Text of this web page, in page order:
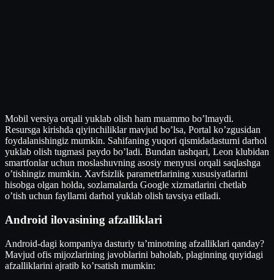
Mobil versiya orqali yuklab olish ham muammo bo’lmaydi.
Resursga kirishda qiyinchiliklar mavjud bo’lsa, Portal ko’zgusidan
foydalanishingiz mumkin. Sahifaning yuqori qismidadasturni darhol
yuklab olish tugmasi paydo bo’ladi. Bundan tashqari, Leon klubidan
smartfonlar uchun moslashuvning asosiy menyusi orqali saqlashga
o’tishingiz mumkin. Xavfsizlik parametrlarining xususiyatlarini
hisobga olgan holda, sozlamalarda Google xizmatlarini chetlab
o’tish uchun fayllarni darhol yuklab olish tavsiya etiladi.
Android ilovasining afzalliklari
Android-dagi kompaniya dasturiy ta’minotning afzalliklari qanday?
Mavjud ofis mijozlarining javoblarini baholab, plaginning quyidagi
afzalliklarini ajratib ko’rsatish mumkin: